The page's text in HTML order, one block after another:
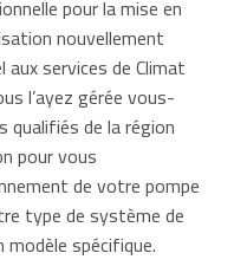
pour la mise en
nouvellement
services de Climat
l’ayez gérée vous-
qualifiés de la région
pour vous
de votre pompe
type de système de
spécifique.